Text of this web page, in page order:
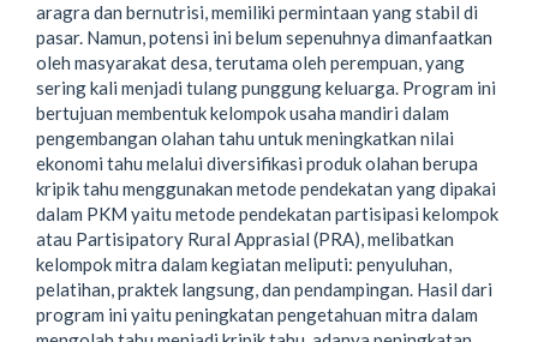
aragra dan bernutrisi, memiliki permintaan yang stabil di
pasar. Namun, potensi ini belum sepenuhnya dimanfaatkan
oleh masyarakat desa, terutama oleh perempuan, yang
sering kali menjadi tulang punggung keluarga. Program ini
bertujuan membentuk kelompok usaha mandiri dalam
pengembangan olahan tahu untuk meningkatkan nilai
ekonomi tahu melalui diversifikasi produk olahan berupa
kripik tahu menggunakan metode pendekatan yang dipakai
dalam PKM yaitu metode pendekatan partisipasi kelompok
atau Partisipatory Rural Apprasial (PRA), melibatkan
kelompok mitra dalam kegiatan meliputi: penyuluhan,
pelatihan, praktek langsung, dan pendampingan. Hasil dari
program ini yaitu peningkatan pengetahuan mitra dalam